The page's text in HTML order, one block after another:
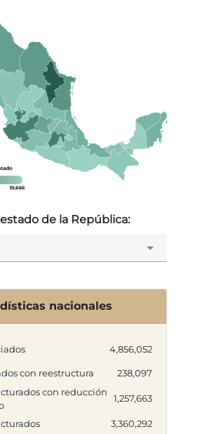
de la República:
nacionales
4,856,052
con reestructura
238,097
con reducción
1,257,663
3,360,292